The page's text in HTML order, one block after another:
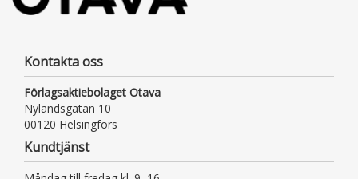
Kontakta oss
Förlagsaktiebolaget Otava
Nylandsgatan 10
00120 Helsingfors
Kundtjänst